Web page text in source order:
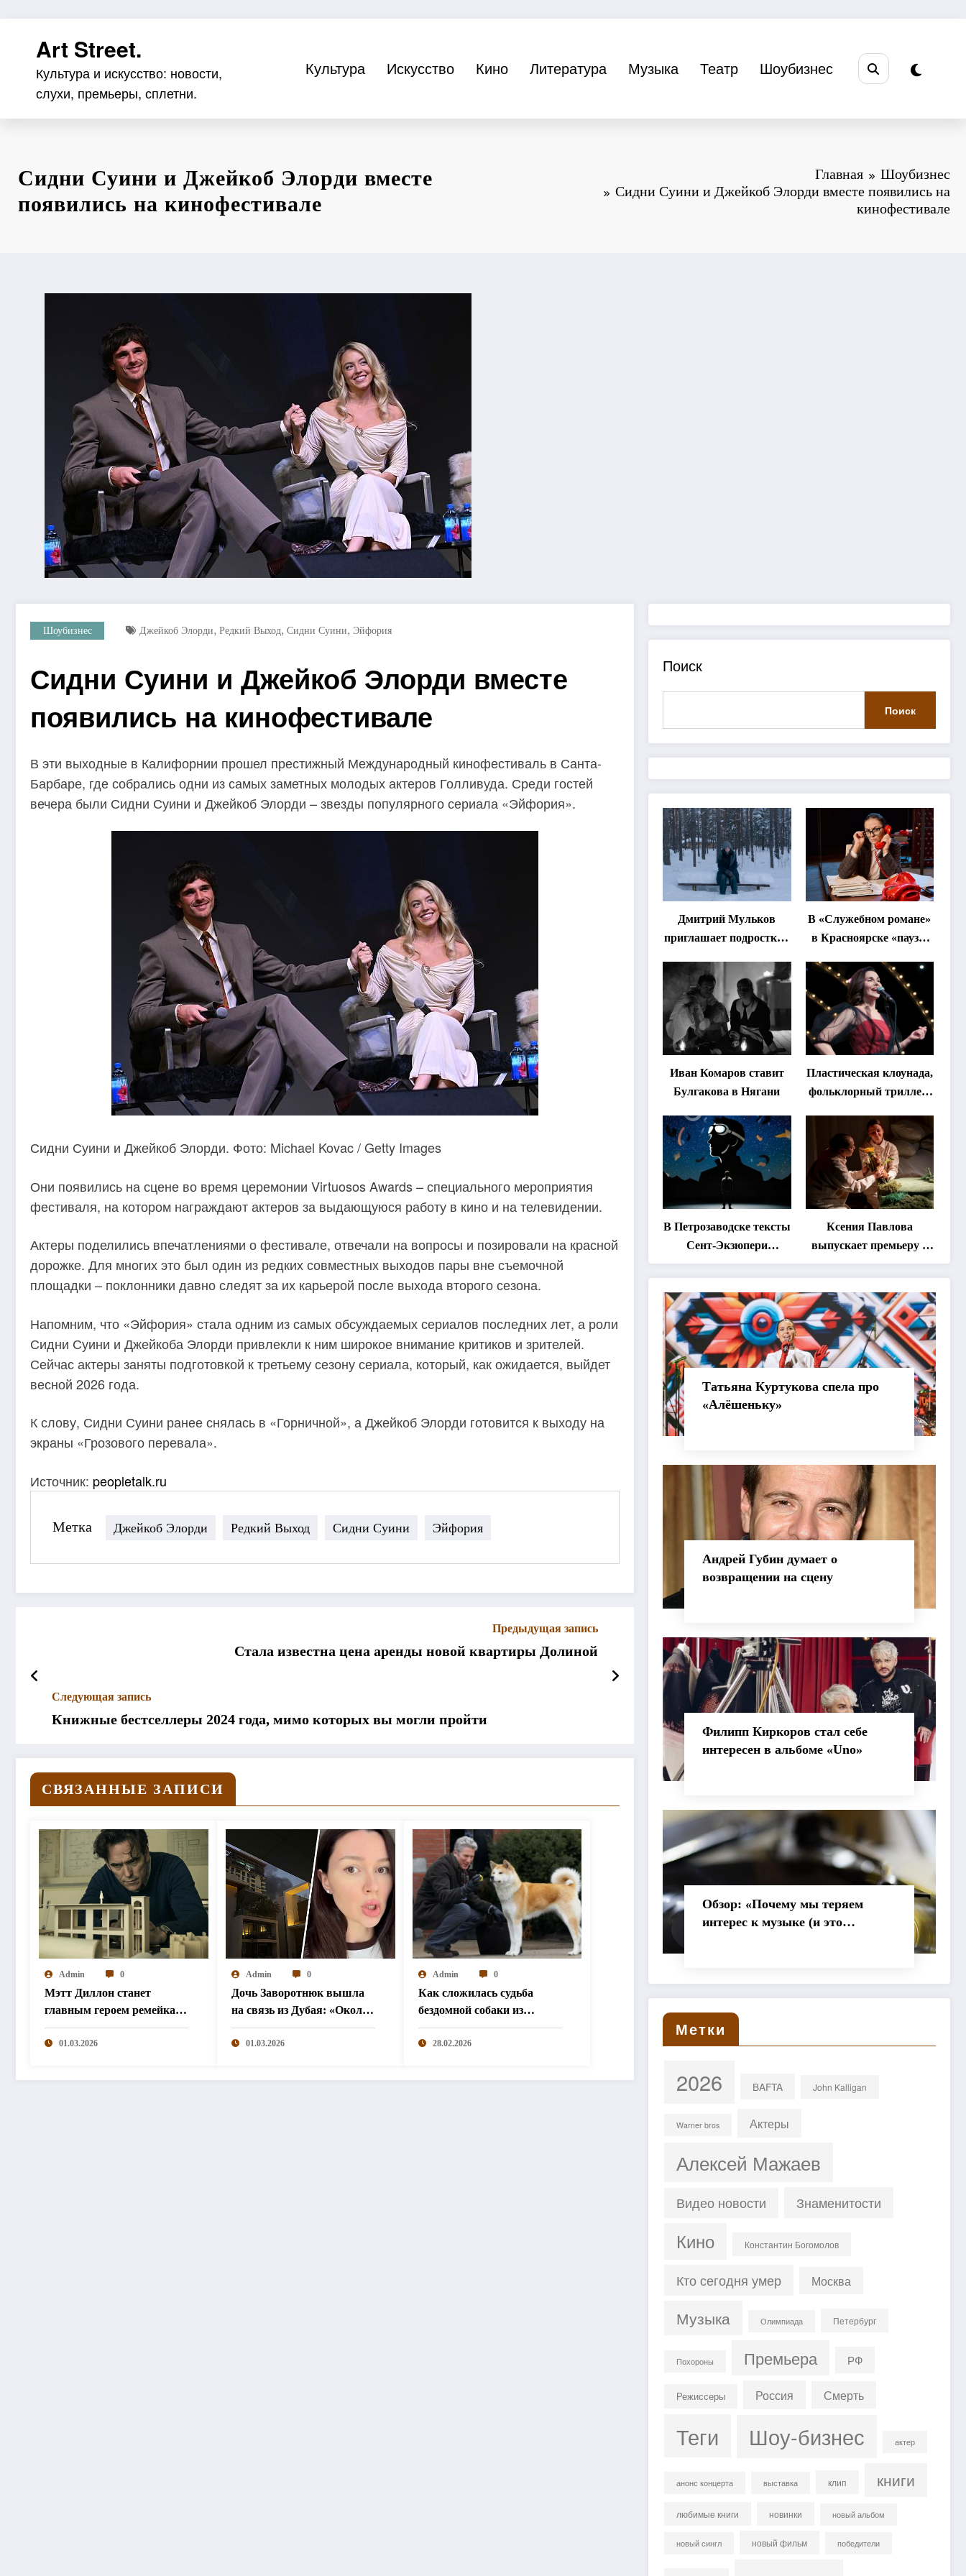
содержимомуArt Street.
Культура и искусство: новости,
слухи, премьеры, сплетни.
Культура Искусство Кино Литература Музыка Театр Шоубизнес
Сидни Суини и Джейкоб Элорди вместе
появились на кинофестивале
Главная
Шоубизнес
Сидни Суини и Джейкоб Элорди вместе появились на
кинофестивале
Шоубизнес Джейкоб Элорди, Редкий Выход, Сидни Суини, Эйфория
Сидни Суини и Джейкоб Элорди вместе
появились на кинофестивале
В эти выходные в Калифорнии прошел престижный Международный кинофестиваль в Санта-
Барбаре, где собрались одни из самых заметных молодых актеров Голливуда. Среди гостей
вечера были Сидни Суини и Джейкоб Элорди – звезды популярного сериала «Эйфория».
Сидни Суини и Джейкоб Элорди. Фото: Michael Kovac / Getty Images
Они появились на сцене во время церемонии Virtuosos Awards – специального мероприятия
фестиваля, на котором награждают актеров за выдающуюся работу в кино и на телевидении.
Актеры поделились впечатлениями о фестивале, отвечали на вопросы и позировали на красной
дорожке. Для многих это был один из редких совместных выходов пары вне съемочной
площадки – поклонники давно следят за их карьерой после выхода второго сезона.
Напомним, что «Эйфория» стала одним из самых обсуждаемых сериалов последних лет, а роли
Сидни Суини и Джейкоба Элорди привлекли к ним широкое внимание критиков и зрителей.
Сейчас актеры заняты подготовкой к третьему сезону сериала, который, как ожидается, выйдет
весной 2026 года.
К слову, Сидни Суини ранее снялась в «Горничной», а Джейкоб Элорди готовится к выходу на
экраны «Грозового перевала».
Источник: peopletalk.ru
Метка Джейкоб Элорди Редкий Выход Сидни Суини Эйфория
Предыдущая запись
Стала известна цена аренды новой квартиры Долиной
Следующая запись
Книжные бестселлеры 2024 года, мимо которых вы могли пройти
СВЯЗАННЫЕ ЗАПИСИ
Admin 0
Мэтт Диллон станет
главным героем ремейка
«Великолепной семерки»
01.03.2026
Admin 0
Дочь Заворотнюк вышла
на связь из Дубая: «Около
дома взрыв»
01.03.2026
Admin 0
Как сложилась судьба
бездомной собаки из
«Додо»
28.02.2026
Поиск
Поиск
Дмитрий Мульков
приглашает подростков
«спектакль-
солостальгию»
В «Служебном романе»
в Красноярске «паузы
Иван Комаров ставит
Булгакова в Нягани
Пластическая клоунада,
фольклорный триллер,
Что покажут на втором
этапе фестиваля
«Монокль»
В Петрозаводске тексты
Сент-Экзюпери
переведут на язык
хореографии
Ксения Павлова
выпускает премьеру о
дружбе сурка и
Татьяна Куртукова спела про
«Алёшеньку»
Андрей Губин думает о
возвращении на сцену
Филипп Киркоров стал себе
интересен в альбоме «Uno»
Обзор: «Почему мы теряем
интерес к музыке (и это
Метки
2026 BAFTA John Kalligan
Warner bros Актеры
Алексей Мажаев
Видео новости Знаменитости
Кино Константин Богомолов
Кто сегодня умер Москва
Музыка Олимпиада Петербург
Похороны Премьера РФ
Режиссеры Россия Смерть
Теги Шоу-бизнес актер
анонс концерта выставка клип книги
любимые книги новинки новый альбом
новый сингл новый фильм победители